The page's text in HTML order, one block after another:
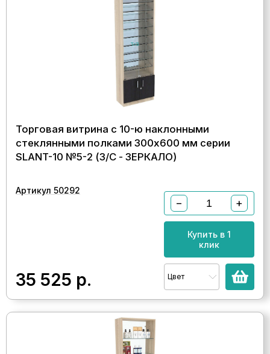
Торговая витрина с 10-ю наклонными
стеклянными полками 300x600 мм серии
SLANT-10 №5-2 (З/C - ЗЕРКАЛО)
Артикул 50292
35 525 р.
− +
Купить в 1
клик
Цвет